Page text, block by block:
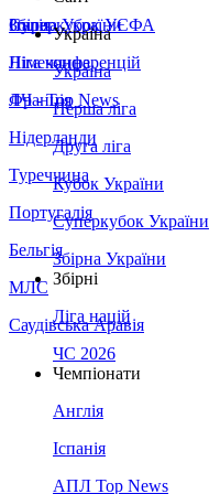
Збірна України
Італія
Німеччина
Франція
Нідерланди
Туреччина
Португалія
Бельгія
МЛС
Саудівська Аравія
Суперкубок УЄФА
Ліга конференцій
ЛЧ - Top News
Україна
Україна
Перша ліга
Друга ліга
Кубок України
Суперкубок України
Збірна України
Збірні
Ліга націй
ЧС 2026
Чемпіонати
Англія
Іспанія
АПЛ Top News